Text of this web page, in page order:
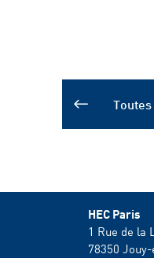
HEC Paris
1 Rue de la
78350